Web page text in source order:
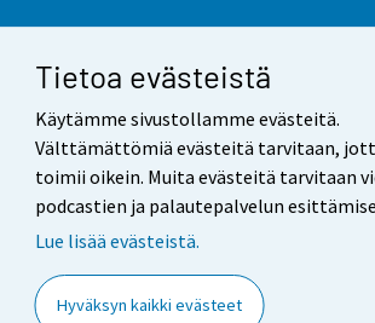
Tietoa evästeistä
Käytämme sivustollamme evästeitä.
Välttämättömiä evästeitä tarvitaan,
toimii oikein. Muita evästeitä tarvitaan
podcastien ja palautepalvelun
Lue lisää evästeistä.
Hyväksyn kaikki evästeet
Yhteystiedot
Palaute
Käyttöehdot
Saavutettavuus